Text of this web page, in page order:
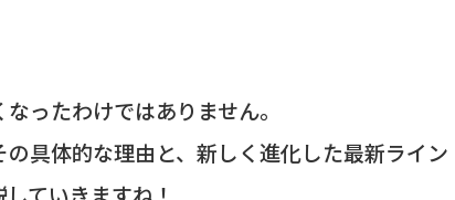
ったわけではありません。
具体的な理由と、新しく進化した最新ライン
ていきますね！